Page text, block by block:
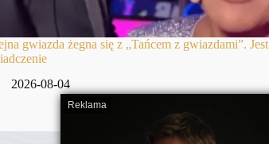
gwiazda żegna się z „Tańcem z gwiazdami”. Jest
2026-08-04